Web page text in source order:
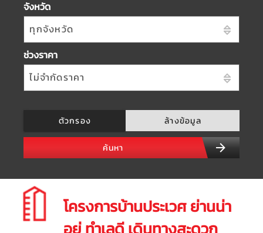
จังหวัด
ทุกจังหวัด
ช่วงราคา
ไม่จำกัดราคา
ตัวกรอง ล้างข้อมูล
ค้นหา
โครงการบ้านประเวศ ย่านน่า